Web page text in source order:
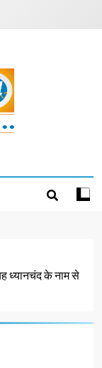
ध्यानचंद के नाम से